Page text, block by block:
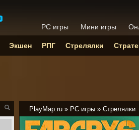
PlayMap.ru » PC игры » Стрелялки
PC игры Мини игры
Экшен РПГ Стрелялки